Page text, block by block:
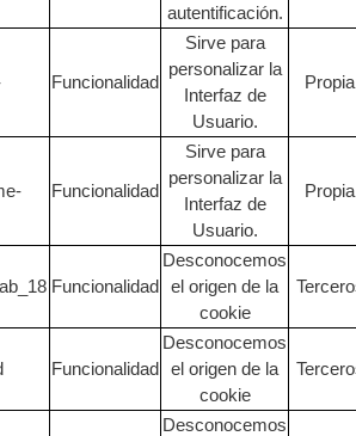
autentificación.
Funcionalidad
Sirve para
personalizar la
Interfaz de
Usuario.
Propia
Funcionalidad
Sirve para
personalizar la
Interfaz de
Usuario.
Propia
Funcionalidad
Desconocemos
el origen de la
cookie
Funcionalidad
Desconocemos
el origen de la
cookie
Desconocemos